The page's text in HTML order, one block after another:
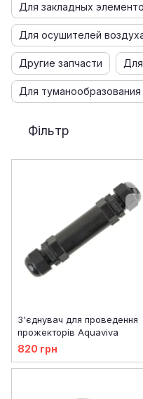
Для закладных
Для осушителей
Другие запчасти
Для туманообразования
Фільтр
З'єднувач для проведення
прожекторів Aquaviva
820 грн